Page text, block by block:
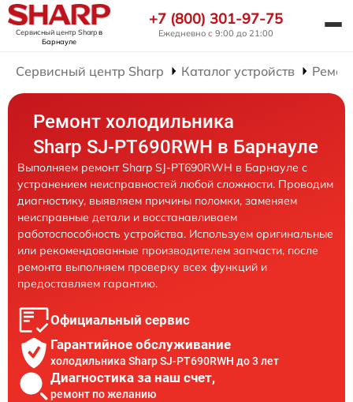
Сервисный центр Sharpв
Барнауле
+7 (800) 301-97-75
Ежедневно с 9:00 до 21:00
Сервисный центр Sharp Каталог устройств
Ремонт холодильника
Sharp SJ-PT690RWH в Барнауле
Выполняем ремонт Sharp SJ-PT690RWH в Барнауле с
устранением неисправностей любой сложности. Проводим
диагностику, выявляем причины поломки, заменяем
неисправные детали и восстанавливаем
работоспособность устройства. Используем оригинальные
или рекомендованные производителем запчасти, после
ремонта выполняем проверку всех функций и
предоставляем гарантию.
Официальный сервис
Гарантийное обслуживание
холодильника Sharp SJ-PT690RWH до 3 лет
Диагностика за наш счет,
ремонт по желанию